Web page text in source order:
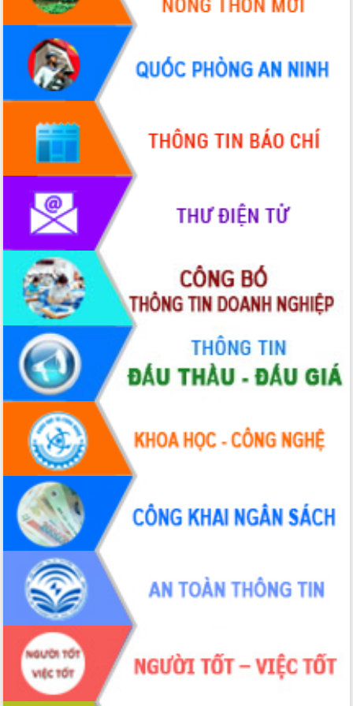
nhanh tiến độ các dự án trọng điểm
trong Khu kinh tế Nam Phú Yên
Hòn Yến phát triển du lịch gắn với bảo
tồn biển
Lấy ý kiến điều chỉnh Quy hoạch tỉnh
Đắk Lắk thời kỳ 2021-2030, tầm nhìn
đến năm 2050
Phát động chiến dịch 30 ngày đêm
giải phóng mặt bằng Tuyến đường bộ
ven biển
Đắk Lắk nỗ lực thúc đẩy tăng trưởng
kinh tế từ 10% trở lên trong Quý
II/2026
Đắk Lắk ký kết thỏa thuận hợp tác về
chuyển đổi số giai đoạn 2026 – 2030
với Tập đoàn Bưu chính Viễn thông
Việt Nam
Thứ trưởng Bộ Y tế làm việc với tỉnh
Đắk Lắk về phát triển nhân lực y tế
cho trạm y tế cấp xã
Du lịch Đắk Lắk nâng tầm trải nghiệm
du khách thông qua Hệ thống cơ sở dữ
liệu và Bản đồ số
Tập huấn ứng dụng trí tuệ nhân tạo (AI)
trong thương mại điện tử năm 2026
Đoàn đại biểu Quốc hội tỉnh Đắk Lắk
trao đổi thông tin trước Kỳ họp thứ
nhất, Quốc hội khóa XVI
Quyết liệt cải cách hành chính, khơi
thông nguồn lực phát triển
Nâng cao hiệu lực, hiệu quả HĐND
tỉnh thông qua hiện đại hóa hành chính
Xã Ea Phê gắn cải cách hành chính với
chuyển đổi số
Phó Chủ tịch Thường trực UBND tỉnh
Hồ Thị Nguyên Thảo làm việc tại Trung
tâm Phục vụ hành chính công xã Ea
Phê
Xây dựng nền hành chính số đồng
hành cùng nông dân dân, doanh nghiệp
Giai đoạn 2026-2030, Đắk Lắk phấn